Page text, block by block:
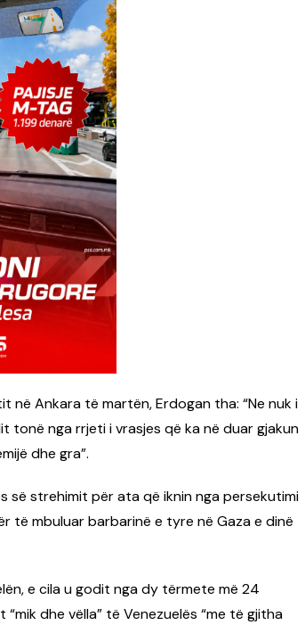
në Ankara të martën, Erdogan tha: “Ne nuk i
tonë nga rrjeti i vrasjes që ka në duar gjakun
dhe gra”.
së strehimit për ata që iknin nga persekutimi
të mbuluar barbarinë e tyre në Gaza e dinë
e cila u godit nga dy tërmete më 24
dhe vëlla” të Venezuelës “me të gjitha